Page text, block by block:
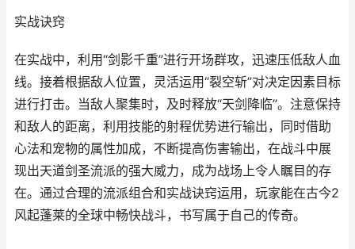
实战诀窍
在实战中，利用“剑影千重”进行开场群攻，迅速压低敌人血
线。接着根据敌人位置，灵活运用“裂空斩”对决定因素目标
进行打击。当敌人聚集时，及时释放“天剑降临”。注意保持
和敌人的距离，利用技能的射程优势进行输出，同时借助
心法和宠物的属性加成，不断提高伤害输出，在战斗中展
现出天道剑圣流派的强大威力，成为战场上令人瞩目的存
在。通过合理的流派组合和实战诀窍运用，玩家能在古今2
风起蓬莱的全球中畅快战斗，书写属于自己的传奇。